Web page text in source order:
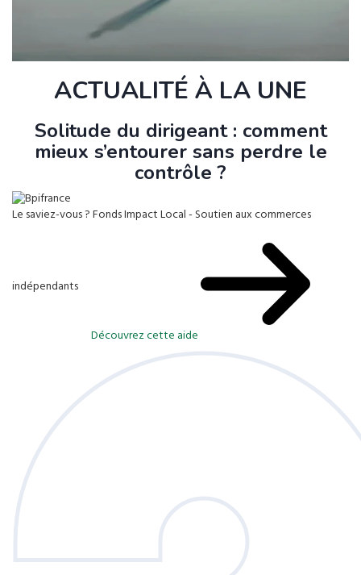
ACTUALITÉ À LA UNE
Solitude du dirigeant : comment
mieux s’entourer sans perdre le
contrôle ?
Le saviez-vous ?Fonds Impact Local - Soutien aux commerces
indépendants
Découvrez cette aide